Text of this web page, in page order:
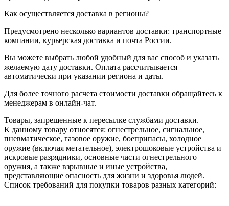
Как осуществляется доставка в регионы?
Предусмотрено несколько вариантов доставки: транспортные
компании, курьерская доставка и почта России.
Вы можете выбрать любой удобный для вас способ и указать
желаемую дату доставки. Оплата рассчитывается
автоматически при указании региона и даты.
Для более точного расчета стоимости доставки обращайтесь к
менеджерам в онлайн-чат.
Товары, запрещенные к пересылке службами доставки.
К данному товару относятся: огнестрельное, сигнальное,
пневматическое, газовое оружие, боеприпасы, холодное
оружие (включая метательное), электрошоковые устройства и
искровые разрядники, основные части огнестрельного
оружия, а также взрывные и иные устройства,
представляющие опасность для жизни и здоровья людей.
Список требований для покупки товаров разных категорий: